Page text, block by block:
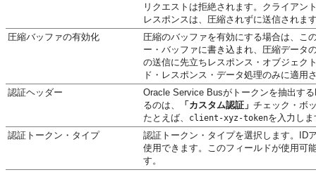
リクエストは拒絶されます。クライアン
レスポンスは、圧縮されずに送信されま
圧縮バッファの有効化
圧縮のバッファを有効にする場合は、こ
ー・バッファに書き込まれ、圧縮データ
の送信に先立ちレスポンス・オブジェク
ド・レスポンス・データ処理のみに適用
認証ヘッダー
Oracle Service Busがトークンを抽出す
るのは、
「カスタム認証」 チェック・ボ
たとえば、
client-xyz-tokenを入力しま
認証トークン・タイプ
認証トークン・タイプを選択します。ID
使用できます。このフィールドが使用可
す。